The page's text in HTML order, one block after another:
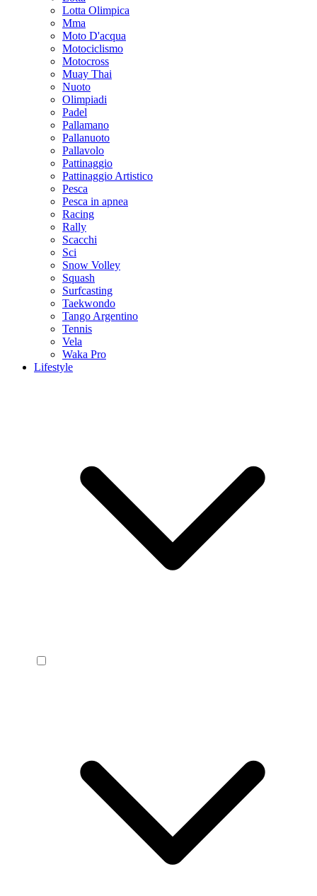
Lotta Olimpica
Mma
Moto D'acqua
Motociclismo
Motocross
Muay Thai
Nuoto
Olimpiadi
Padel
Pallamano
Pallanuoto
Pallavolo
Pattinaggio
Pattinaggio Artistico
Pesca
Pesca in apnea
Racing
Rally
Scacchi
Sci
Snow Volley
Squash
Surfcasting
Taekwondo
Tango Argentino
Tennis
Vela
Waka Pro
Lifestyle